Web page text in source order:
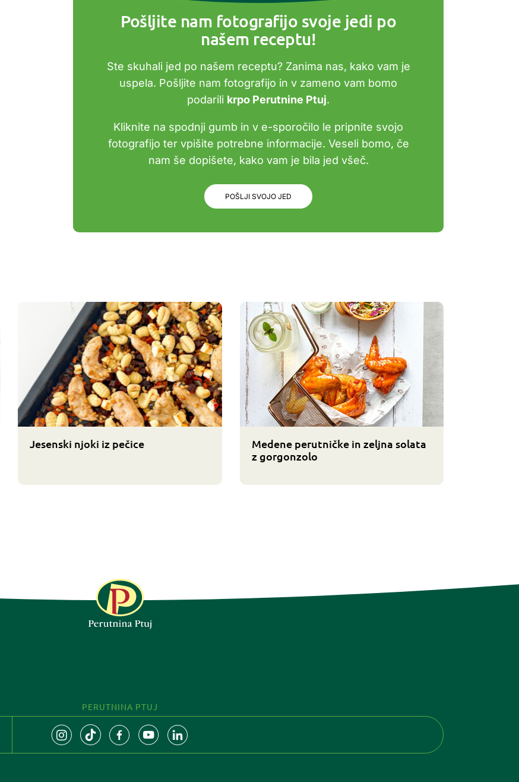
Pošljite nam fotografijo svoje jedi po
našem receptu!
Ste skuhali jed po našem receptu? Zanima nas, kako vam je
uspela. Pošljite nam fotografijo in v zameno vam bomo
podarili krpo Perutnine Ptuj.
Kliknite na spodnji gumb in v e-sporočilo le pripnite svojo
fotografijo ter vpišite potrebne informacije. Veseli bomo, če
nam še dopišete, kako vam je bila jed všeč.
POŠLJI SVOJO JED
Jesenski njoki iz pečice
Medene perutničke in zeljna solata
z gorgonzolo
PERUTNINA PTUJ